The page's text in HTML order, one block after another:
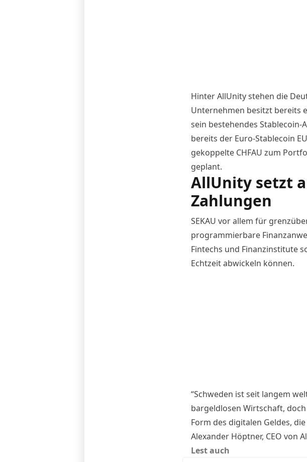
Hinter AllUnity stehen die
Unternehmen besitzt bereits
sein bestehendes Stablecoin-
bereits der Euro-Stablecoin
gekoppelte CHFAU zum
geplant.
AllUnity setzt
Zahlungen
SEKAU vor allem für
programmierbare
Fintechs und Finanzinstitute
Echtzeit abwickeln können.
“Schweden ist seit langem
bargeldlosen Wirtschaft,
Form des digitalen Geldes,
Alexander Höptner, CEO von
Lest auch